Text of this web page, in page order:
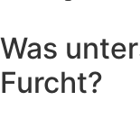
Was
Furcht?